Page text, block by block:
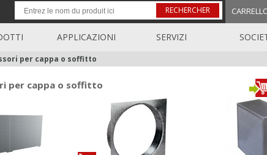
RECHERCHER
APPLICAZIONI SERVIZI
per cappa o soffitto
per cappa o soffitto